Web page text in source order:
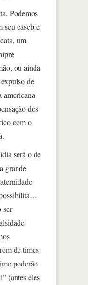
Podemos
seu casebre
um
ou ainda
de
americana
dos
com o
será o de
grande
ser
de times
poderão
(antes eles